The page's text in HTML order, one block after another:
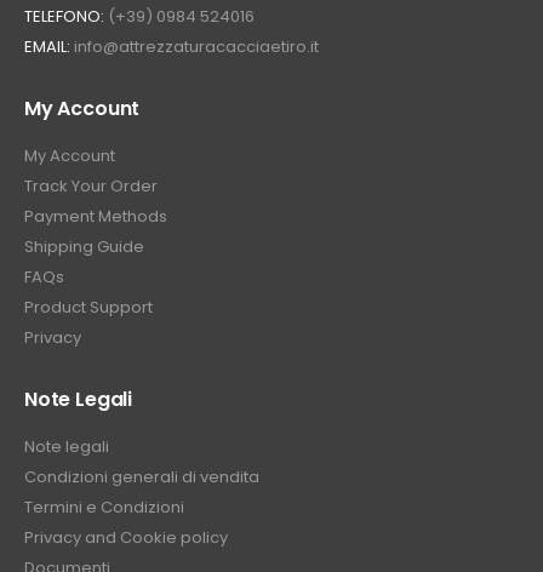
TELEFONO: (+39) 0984 524016
EMAIL: info@attrezzaturacacciaetiro.it
My Account
My Account
Track Your Order
Payment Methods
Shipping Guide
FAQs
Product Support
Privacy
Note Legali
Note legali
Condizioni generali di vendita
Termini e Condizioni
Privacy and Cookie policy